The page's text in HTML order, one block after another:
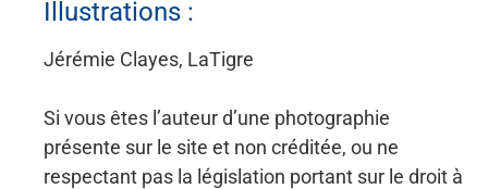
Illustrations :
Jérémie Clayes, LaTigre
Si vous êtes l’auteur d’une photographie
présente sur le site et non créditée, ou ne
respectant pas la législation portant sur le droit à